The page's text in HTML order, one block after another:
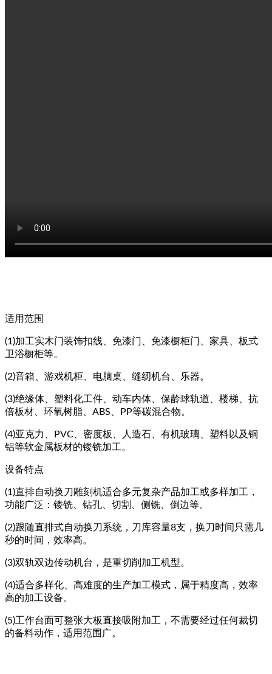
适用范围
(1)加工实木门装饰扣线、免漆门、免漆橱柜门、家具、板式
卫浴橱柜等。
(2)音箱、游戏机柜、电脑桌、缝纫机台、乐器。
(3)绝缘体、塑料化工件、动车内体、保龄球轨道、楼梯、抗
倍板材、环氧树脂、ABS、PP等碳混合物。
(4)亚克力、PVC、密度板、人造石、有机玻璃、塑料以及铜
铝等软金属板材的镂铣加工。
设备特点
(1)直排自动换刀雕刻机适合多元复杂产品加工或多样加工，
功能广泛：镂铣、钻孔、切割、侧铣、倒边等。
(2)跟随直排式自动换刀系统，刀库容量8支，换刀时间只需几
秒的时间，效率高。
(3)双轨双边传动机台，是重切削加工机型。
(4)适合多样化、高难度的生产加工模式，属于精度高，效率
高的加工设备。
(5)工作台面可整张大板直接吸附加工，不需要经过任何裁切
的备料动作，适用范围广。